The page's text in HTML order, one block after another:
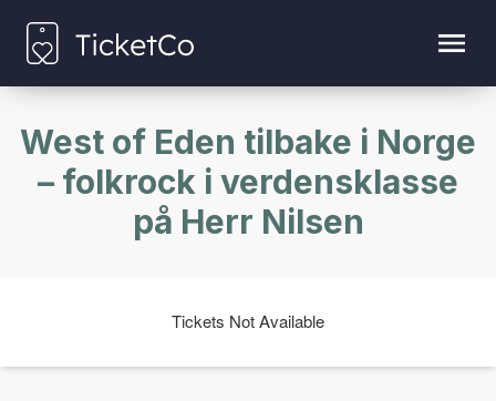
West of Eden tilbake i Norge
– folkrock i verdensklasse
på Herr Nilsen
Tickets Not Available